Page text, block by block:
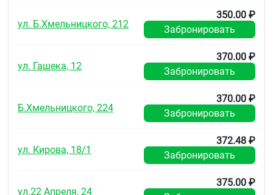
ул. Б.Хмельницкого, 212
350.00 ₽
Забронировать
ул. Гашека, 12
370.00 ₽
Забронировать
Б.Хмельницкого, 224
370.00 ₽
Забронировать
ул. Кирова, 18/1
372.48 ₽
Забронировать
ул.22 Апреля, 24
375.00 ₽